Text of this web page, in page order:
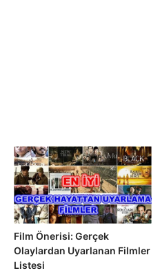
Film Önerisi: Gerçek
Olaylardan Uyarlanan Filmler
Listesi